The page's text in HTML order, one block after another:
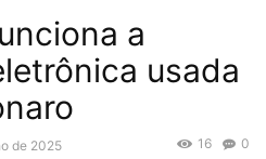
a
usada
de 2025 0
16